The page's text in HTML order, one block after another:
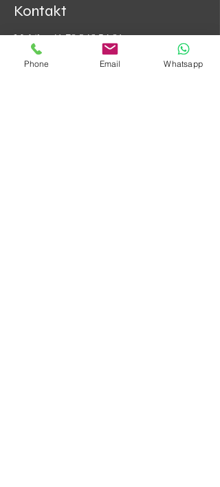
Kontakt
Mobil:+41 78 246 54 81
info@med-rscosmetics.ch
Phone Email Whatsapp